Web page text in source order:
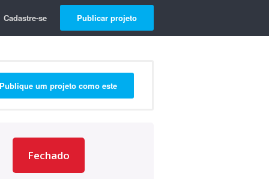
Cadastre-se Publicar projeto
Publique um projeto como este
Fechado